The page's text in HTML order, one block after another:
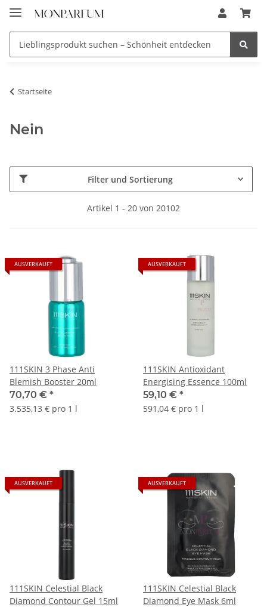
Startseite
Nein
Filter und Sortierung
Artikel 1 - 20 von 20102
AUSVERKAUFT
111SKIN 3 Phase Anti
Blemish Booster 20ml
70,70 € *
3.535,13 € pro 1 l
AUSVERKAUFT
111SKIN Antioxidant
Energising Essence 100ml
59,10 € *
591,04 € pro 1 l
AUSVERKAUFT
111SKIN Celestial Black
Diamond Contour Gel 15ml
AUSVERKAUFT
111SKIN Celestial Black
Diamond Eye Mask 6ml